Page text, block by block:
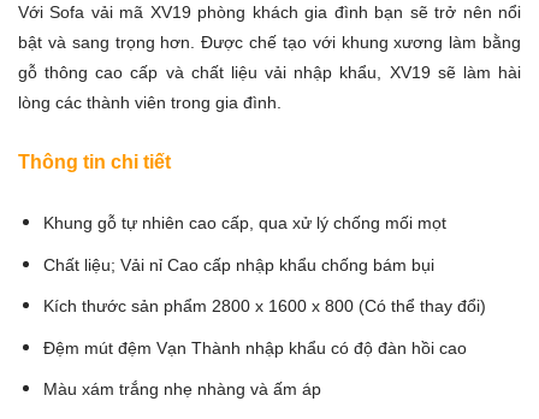
Với Sofa vải mã XV19 phòng khách gia đình bạn sẽ trở nên nổi
bật và sang trọng hơn. Được chế tạo với khung xương làm bằng
gỗ thông cao cấp và chất liệu vải nhập khẩu, XV19 sẽ làm hài
lòng các thành viên trong gia đình.
Thông tin chi tiết
Khung gỗ tự nhiên cao cấp, qua xử lý chống mối mọt
Chất liệu; Vải nỉ Cao cấp nhập khẩu chống bám bụi
Kích thước sản phẩm 2800 x 1600 x 800 (Có thể thay đổi)
Đệm mút đệm Vạn Thành nhập khẩu có độ đàn hồi cao
Màu xám trắng nhẹ nhàng và ấm áp